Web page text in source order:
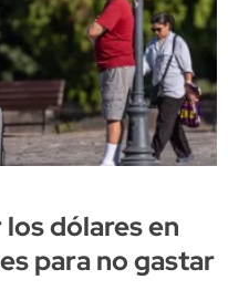
dólares en
para no gastar